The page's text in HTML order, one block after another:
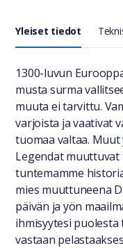
Yleiset tiedot
Yleiset tiedot
1300-luvun
musta surma
muuta ei tarvittu.
varjoista ja vaativat
tuomaa valtaa.
Legendat muuttuvat
tuntemamme
mies muuttuneena
päivän ja yön
ihmisyytesi
vastaan